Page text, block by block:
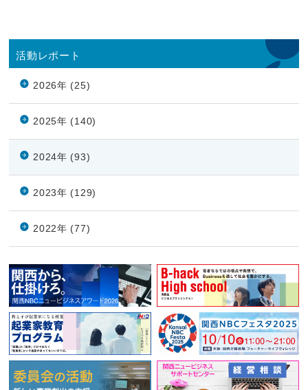
活動レポート
2026年 (25)
2025年 (140)
2024年 (93)
2023年 (129)
2022年 (77)